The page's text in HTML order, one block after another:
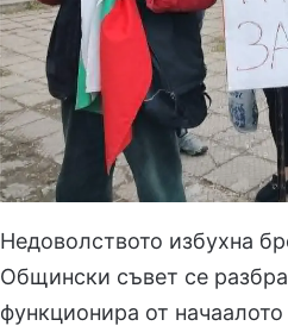
Недоволството избухна
Общински съвет се
функционира от